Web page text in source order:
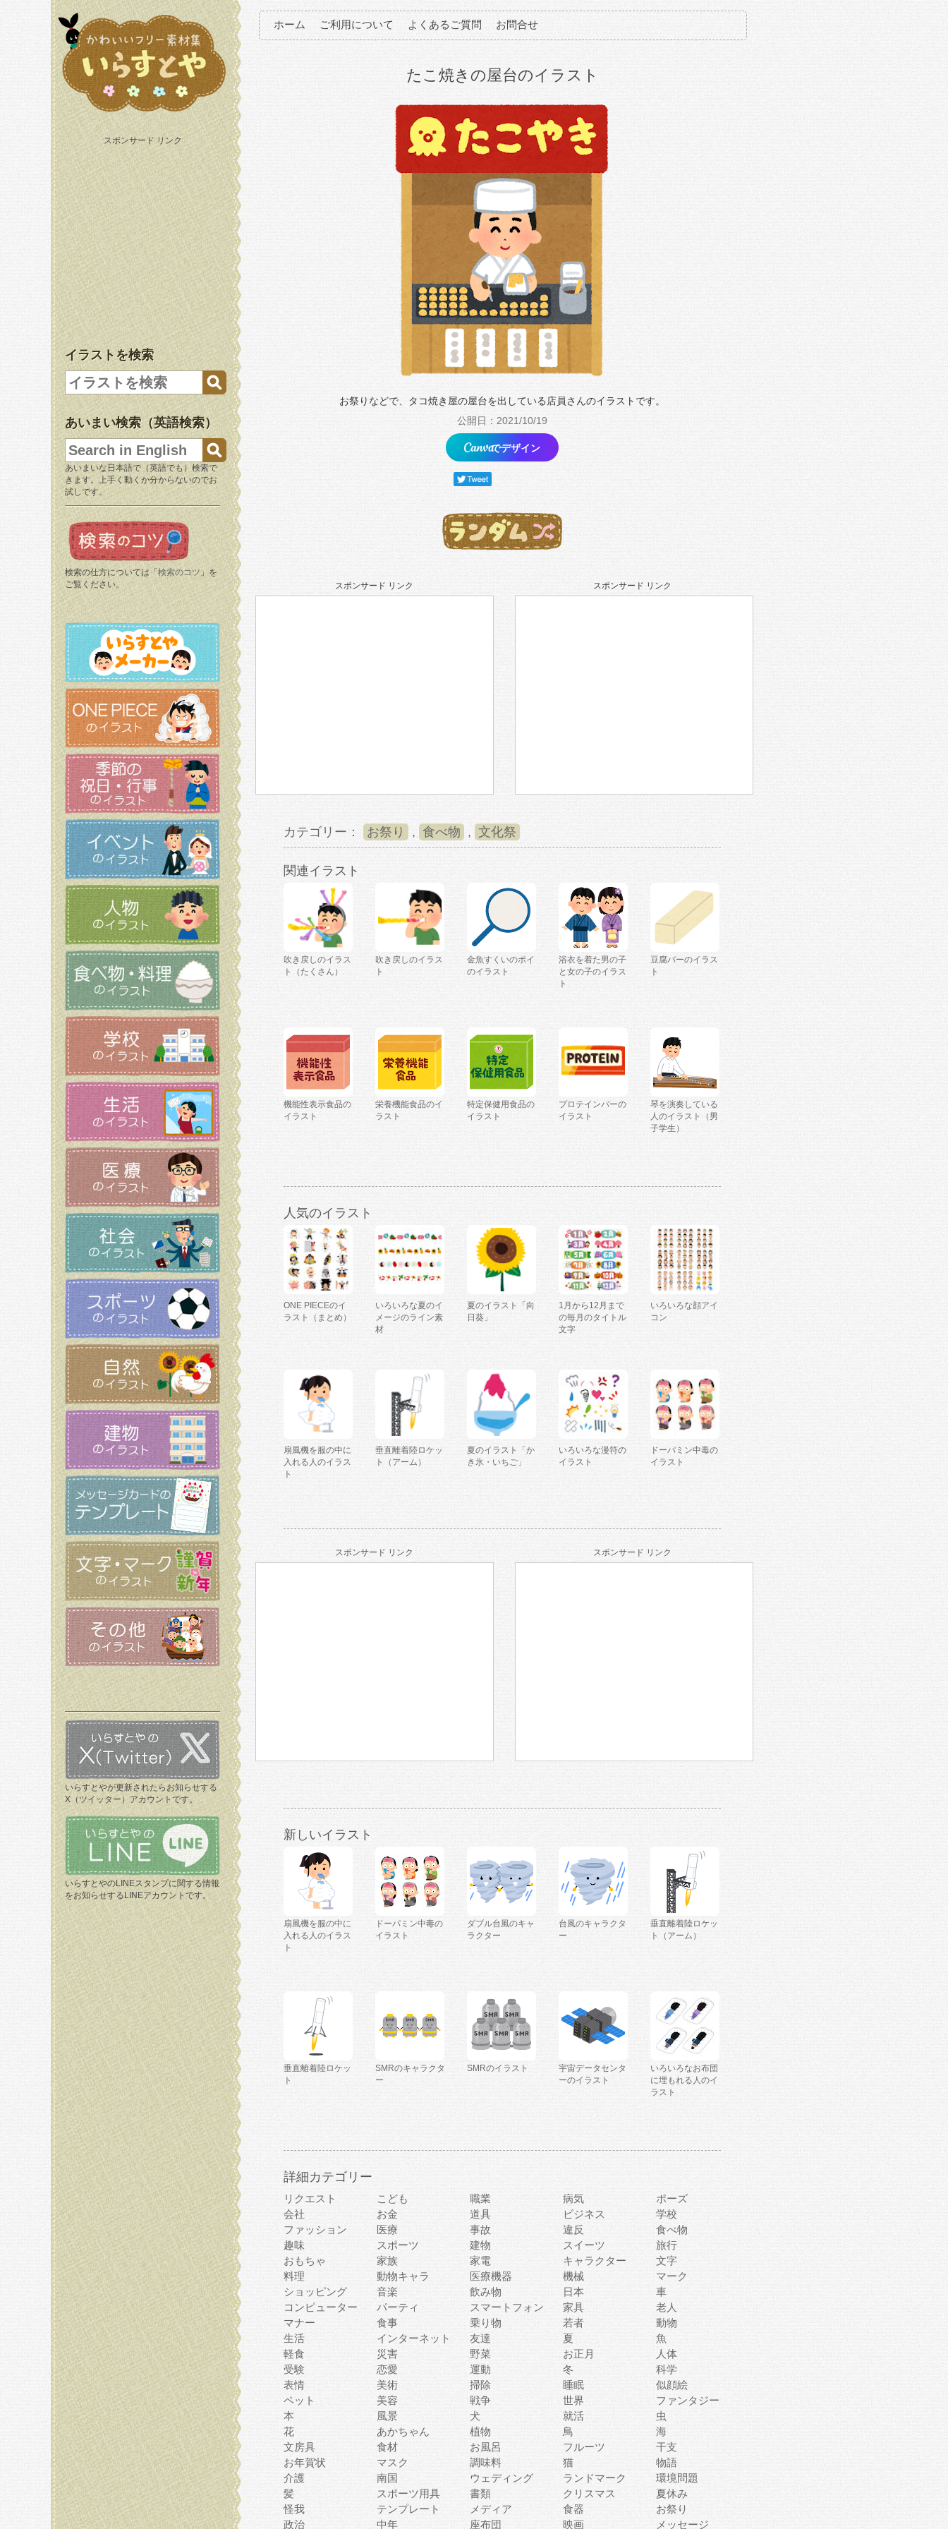
スポンサード リンク
イラストを検索
あいまい検索（英語検索）
あいまいな日本語で（英語でも）検索で
きます。上手く動くか分からないのでお
試しです。
検索の仕方については「 検索のコツ 」を
ご覧ください。
いらすとやが更新されたらお知らせする
X（ツイッター）アカウントです。
いらすとやのLINEスタンプに関する情報
をお知らせするLINEアカウントです。
ホーム ご利用について よくあるご質問 お問合せ
たこ焼きの屋台のイラスト
お祭りなどで、タコ焼き屋の屋台を出している店員さんのイラストです。
公開日：2021/10/19
でデザイン
スポンサード リンク スポンサード リンク
カテゴリー： お祭り , 食べ物 , 文化祭
関連イラスト
吹き戻しのイラス
ト（たくさん）
吹き戻しのイラス
ト
金魚すくいのポイ
のイラスト
浴衣を着た男の子
と女の子のイラス
ト
豆腐バーのイラス
ト
機能性表示食品の
イラスト
栄養機能食品のイ
ラスト
特定保健用食品の
イラスト
プロテインバーの
イラスト
琴を演奏している
人のイラスト（男
子学生）
人気のイラスト
ONE PIECEのイ
ラスト（まとめ）
いろいろな夏のイ
メージのライン素
材
夏のイラスト「向
日葵」
1月から12月まで
の毎月のタイトル
文字
いろいろな顔アイ
コン
扇風機を服の中に
入れる人のイラス
ト
垂直離着陸ロケッ
ト（アーム）
夏のイラスト「か
き氷・いちご」
いろいろな漫符の
イラスト
ドーパミン中毒の
イラスト
スポンサード リンク スポンサード リンク
新しいイラスト
扇風機を服の中に
入れる人のイラス
ト
ドーパミン中毒の
イラスト
ダブル台風のキャ
ラクター
台風のキャラクタ
ー
垂直離着陸ロケッ
ト（アーム）
垂直離着陸ロケッ
ト
SMRのキャラクタ
ー
SMRのイラスト
宇宙データセンタ
ーのイラスト
いろいろなお布団
に埋もれる人のイ
ラスト
詳細カテゴリー
リクエスト こども 職業 病気
ポーズ
会社
お金 道具 ビジネス
学校
ファッション
医療 事故 違反
食べ物
趣味
スポーツ 建物 スイーツ
旅行
おもちゃ
家族 家電 キャラクター
文字
料理
動物キャラ 医療機器 機械
マーク
ショッピング
音楽 飲み物 日本
車
コンピューター
パーティ スマートフォン 家具
老人
マナー
食事 乗り物 若者
動物
生活
インターネット 友達 夏
魚
軽食
災害 野菜 お正月
人体
受験
恋愛 運動 冬
科学
表情
美術 掃除 睡眠
似顔絵
ペット
美容 戦争 世界
ファンタジー
本
風景 犬 就活
虫
花
あかちゃん 植物 鳥
海
文房具
食材 お風呂 フルーツ
干支
お年賀状
マスク 調味料 猫
物語
介護
南国 ウェディング ランドマーク
環境問題
髪
スポーツ用具 書類 クリスマス
夏休み
怪我
テンプレート メディア 食器
お祭り
政治
中年 座布団 映画 メッセージ